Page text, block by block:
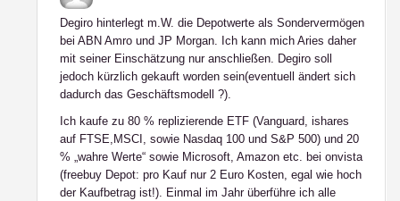
Degiro hinterlegt m.W. die Depotwerte als Sondervermögen
bei ABN Amro und JP Morgan. Ich kann mich Aries daher
mit seiner Einschätzung nur anschließen. Degiro soll
jedoch kürzlich gekauft worden sein(eventuell ändert sich
dadurch das Geschäftsmodell ?).
Ich kaufe zu 80 % replizierende ETF (Vanguard, ishares
auf FTSE,MSCI, sowie Nasdaq 100 und S&P 500) und 20
% „wahre Werte“ sowie Microsoft, Amazon etc. bei onvista
(freebuy Depot: pro Kauf nur 2 Euro Kosten, egal wie hoch
der Kaufbetrag ist!). Einmal im Jahr überführe ich alle